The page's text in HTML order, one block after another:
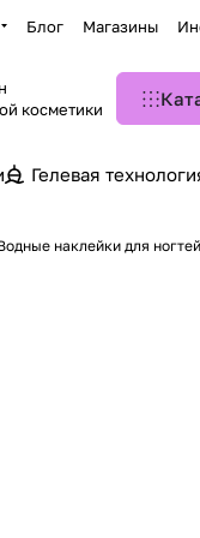
Блог Магазины
косметики
Гелевая